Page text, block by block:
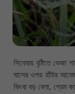
সিনেমায় বৃষ্টিতে
ঘাসের ওপর হাঁটার
কিংবা বড় বেলা,